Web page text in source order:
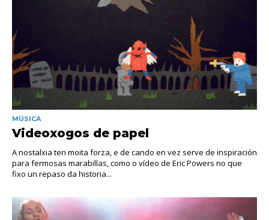
MÚSICA
Videoxogos de papel
A nostalxia ten moita forza, e de cando en vez serve de inspiración
para fermosas marabillas, como o vídeo de Eric Powers no que
fixo un repaso da historia...